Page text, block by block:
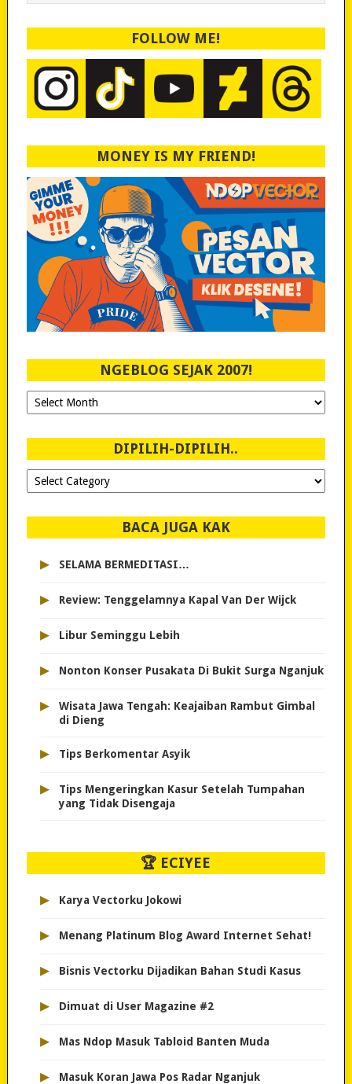
FOLLOW ME!
MONEY IS MY FRIEND!
NGEBLOG SEJAK 2007!
Ngeblog
Sejak
DIPILIH-DIPILIH..
Dipilih-
dipilih..
BACA JUGA KAK
▸ SELAMA BERMEDITASI…
▸ Review: Tenggelamnya Kapal Van Der Wijck
▸ Libur Seminggu Lebih
▸ Nonton Konser Pusakata Di Bukit Surga Nganjuk
▸
Wisata Jawa Tengah: Keajaiban Rambut Gimbal
di Dieng
▸ Tips Berkomentar Asyik
▸
Tips Mengeringkan Kasur Setelah Tumpahan
yang Tidak Disengaja
🏆 ECIYEE
▸ Karya Vectorku Jokowi
▸ Menang Platinum Blog Award Internet Sehat!
▸ Bisnis Vectorku Dijadikan Bahan Studi Kasus
▸ Dimuat di User Magazine #2
▸ Mas Ndop Masuk Tabloid Banten Muda
▸ Masuk Koran Jawa Pos Radar Nganjuk